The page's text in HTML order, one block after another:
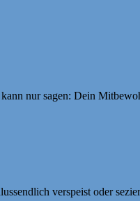
nur sagen: Dein
verspeist oder